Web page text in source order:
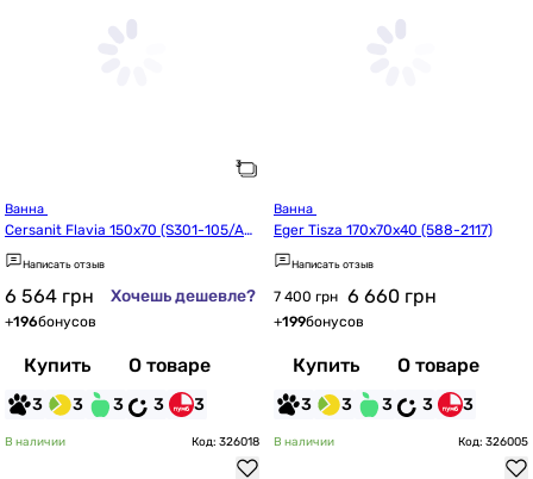
Cersanit Flavia 150x70 (S301-105/AZ
BR1000523360)
Написать отзыв
6 564 грн Хочешь дешевле?
+196бонусов
Купить О товаре
3 3 3 3 3
Eger Tisza 170x70x40 (588-2117)
Написать отзыв
7 400 грн 6 660 грн
+199бонусов
Купить О товаре
3 3 3 3 3
В наличии Код: 326018 В наличии Код: 326005